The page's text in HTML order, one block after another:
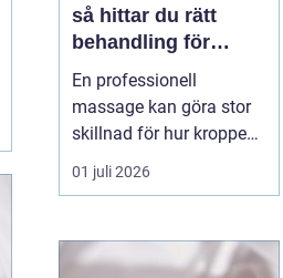
så hittar du rätt
behandling för
kropp och hälsa
En professionell
massage kan göra stor
skillnad för hur kroppen
känns i vardagen.
Många i Linköping söker
värken blir för stor eller
när stressnivån är
01 juli 2026